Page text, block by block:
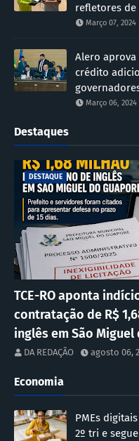
refletores de
Março 07, 2024
Alero aprova
crédito
Março 06, 2024
Destaques
DESTAQUE
TCE-RO aponta
contratação de R$
inglês em São Miguel
DA REDAÇÃO agosto 06,
Economia
PMEs
2º tri e